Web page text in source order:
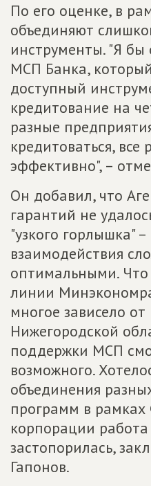
По его оценке, в
объединяют
инструменты. "Я
МСП Банка,
доступный
кредитование на
разные
кредитоваться, все
эффективно", –
Он добавил, что
гарантий не
"узкого горлышка"
взаимодействия
оптимальными. Что
линии
многое зависело
Нижегородской
поддержки МСП
возможного.
объединения
программ в
корпорации
застопорилась,
Гапонов.